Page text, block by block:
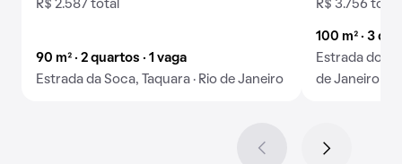
R$ 2.587 total
90 m² · 2 quartos · 1 vaga
Estrada da Soca, Taquara · Rio de Janeiro
R$ 3.756 total
100 m² · 3
Estrada do
de Janeiro